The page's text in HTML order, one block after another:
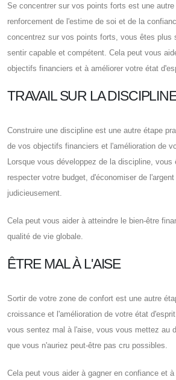
Se concentrer sur vos points forts est une
renforcement de l'estime de soi et de la
concentrez sur vos points forts, vous êtes plus
sentir capable et compétent. Cela peut vous
objectifs financiers et à améliorer votre état
TRAVAIL SUR LA
Construire une discipline est une autre étape
de vos objectifs financiers et l'amélioration de
Lorsque vous développez de la discipline,
respecter votre budget, d'économiser de
judicieusement.
Cela peut vous aider à atteindre le bien-être
qualité de vie globale.
ÊTRE MAL À L'AISE
Sortir de votre zone de confort est une autre
croissance et l'amélioration de votre état
vous sentez mal à l'aise, vous vous mettez au
que vous n'auriez peut-être pas cru possibles.
Cela peut vous aider à gagner en confiance et